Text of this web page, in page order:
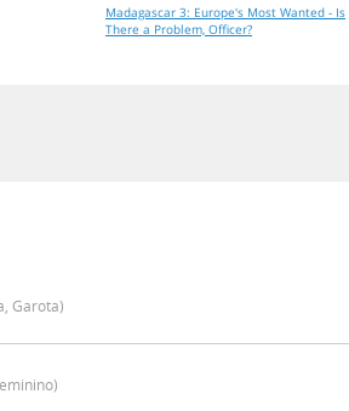
Madagascar 3: Europe's Most Wanted - Is
There a Problem, Officer?
Garota)